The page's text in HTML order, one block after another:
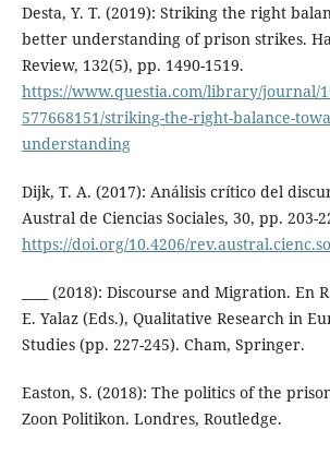
Desta, Y. T. (2019): Striking the right
better understanding of prison strikes.
Review, 132(5), pp. 1490-1519.
https://www.questia.com/library/journal/
577668151/striking-the-right-balance-
understanding
Dijk, T. A. (2017): Análisis crítico del
Austral de Ciencias Sociales, 30, pp. 203-
https://doi.org/10.4206/
____ (2018): Discourse and Migration. En
E. Yalaz (Eds.), Qualitative Research in
Studies (pp. 227-245). Cham, Springer.
Easton, S. (2018): The politics of the
Zoon Politikon. Londres, Routledge.